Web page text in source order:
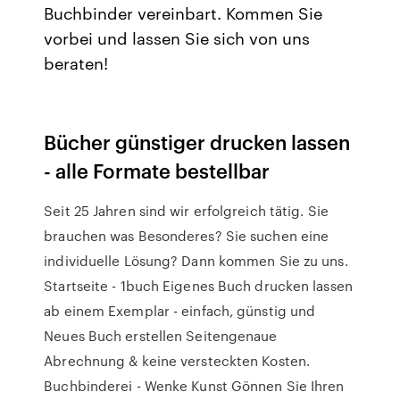
Buchbinder vereinbart. Kommen Sie
vorbei und lassen Sie sich von uns
beraten!
Bücher günstiger drucken lassen
- alle Formate bestellbar
Seit 25 Jahren sind wir erfolgreich tätig. Sie
brauchen was Besonderes? Sie suchen eine
individuelle Lösung? Dann kommen Sie zu uns.
Startseite - 1buch Eigenes Buch drucken lassen
ab einem Exemplar - einfach, günstig und
Neues Buch erstellen Seitengenaue
Abrechnung & keine versteckten Kosten.
Buchbinderei - Wenke Kunst Gönnen Sie Ihren